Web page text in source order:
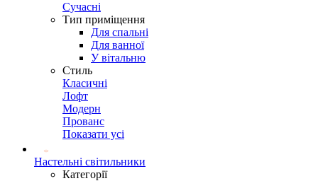
Сучасні
Тип приміщення
Для спальні
Для ванної
У вітальню
Стиль
Класичні
Лофт
Модерн
Прованс
Показати усі
Настельні світильники
Категорії